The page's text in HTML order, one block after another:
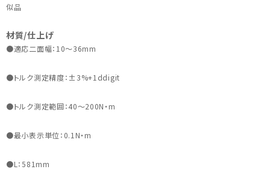
似品
材質/仕上げ
●適応二面幅：10～36mm
●トルク測定精度：±3%+1ddigit
●トルク測定範囲：40～200N・m
●最小表示単位：0.1N・m
●L：581mm